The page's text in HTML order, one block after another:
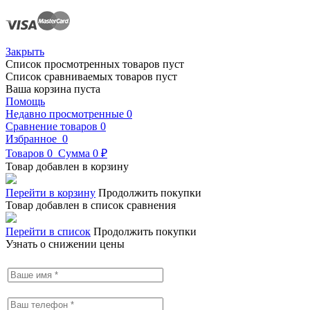
Закрыть
Список просмотренных товаров пуст
Список сравниваемых товаров пуст
Ваша корзина пуста
Помощь
Недавно просмотренные 0
Сравнение товаров 0
Избранное 0
Товаров 0 Сумма 0 ₽
Товар добавлен в корзину
Перейти в корзину Продолжить покупки
Товар добавлен в список сравнения
Перейти в список Продолжить покупки
Узнать о снижении цены